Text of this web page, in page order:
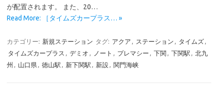
が配置されます。 また、20…
Read More: ［タイムズカープラス… »
カテゴリー: 新規ステーション タグ: アクア , ステーション , タイムズ,
タイムズカープラス , デミオ , ノート , プレマシー , 下関 , 下関駅 , 北九
州 , 山口県 , 徳山駅 , 新下関駅 , 新設, 関門海峡